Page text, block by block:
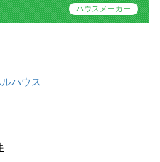
ハウスメーカー